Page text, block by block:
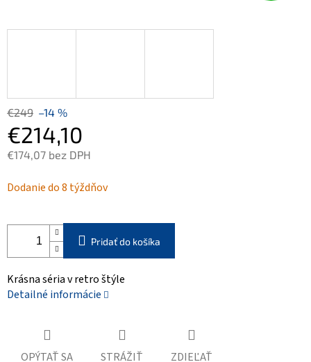
€249 –14 %
€214,10
€174,07 bez DPH
cena:
Dodanie do 8 týždňov
Pridať do košíka
Krásna séria v retro štýle
Detailné informácie
OPÝTAŤ SA STRÁŽIŤ ZDIEĽAŤ